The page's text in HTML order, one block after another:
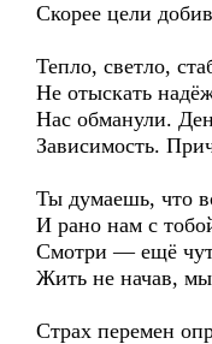
Скорее цели
Тепло, светло,
Не отыскать
Нас обманули.
Зависимость.
Ты думаешь, что
И рано нам с
Смотри — ещё
Жить не начав,
Страх перемен